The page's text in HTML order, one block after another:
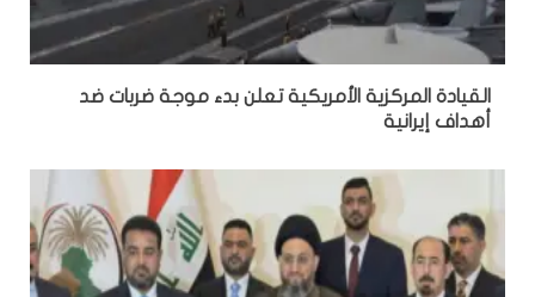
القيادة المركزية الأمريكية تعلن بدء موجة ضربات ضد
أهداف إيرانية